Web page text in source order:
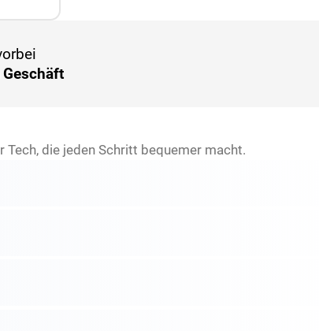
die jeden Schritt bequemer macht.